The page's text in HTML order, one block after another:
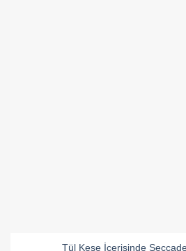
Tül Kese İçerisinde